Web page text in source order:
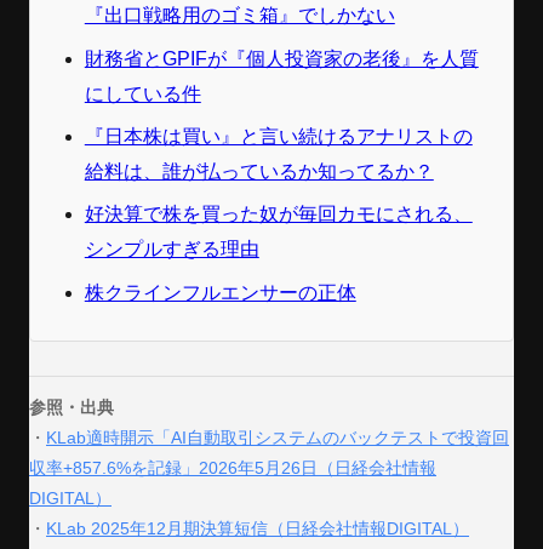
『出口戦略用のゴミ箱』でしかない
財務省とGPIFが『個人投資家の老後』を人質
にしている件
『日本株は買い』と言い続けるアナリストの
給料は、誰が払っているか知ってるか？
好決算で株を買った奴が毎回カモにされる、
シンプルすぎる理由
株クラインフルエンサーの正体
参照・出典
・ KLab適時開示「AI自動取引システムのバックテストで投資回
収率+857.6%を記録」2026年5月26日（日経会社情報
DIGITAL）
・ KLab 2025年12月期決算短信（日経会社情報DIGITAL）